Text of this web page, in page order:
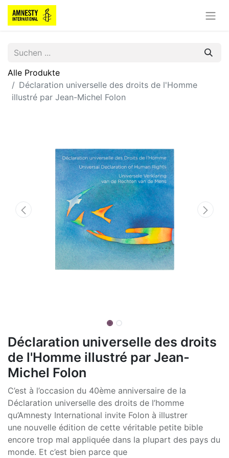
Alle Produkte
Déclaration universelle des droits de l'Homme
illustré par Jean-Michel Folon
Déclaration universelle des droits
de l'Homme illustré par Jean-
Michel Folon
C’est à l’occasion du 40ème anniversaire de la
Déclaration universelle des droits de l’homme
qu’Amnesty International invite Folon à illustrer
une nouvelle édition de cette véritable petite bible
encore trop mal appliquée dans la plupart des pays du
monde. Et c’est bien parce que